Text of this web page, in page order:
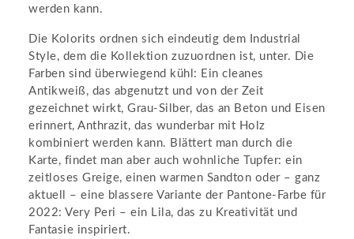
werden kann.
Die Kolorits ordnen sich eindeutig dem Industrial
Style, dem die Kollektion zuzuordnen ist, unter. Die
Farben sind überwiegend kühl: Ein cleanes
Antikweiß, das abgenutzt und von der Zeit
gezeichnet wirkt, Grau-Silber, das an Beton und Eisen
erinnert, Anthrazit, das wunderbar mit Holz
kombiniert werden kann. Blättert man durch die
Karte, findet man aber auch wohnliche Tupfer: ein
zeitloses Greige, einen warmen Sandton oder – ganz
aktuell – eine blassere Variante der Pantone-Farbe für
2022: Very Peri – ein Lila, das zu Kreativität und
Fantasie inspiriert.